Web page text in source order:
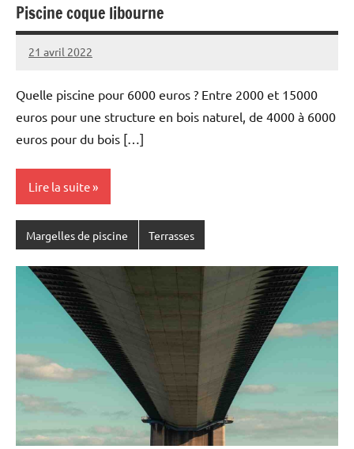
Piscine coque libourne
21 avril 2022
Quelle piscine pour 6000 euros ? Entre 2000 et 15000
euros pour une structure en bois naturel, de 4000 à 6000
euros pour du bois […]
Lire la suite
Margelles de piscine Terrasses